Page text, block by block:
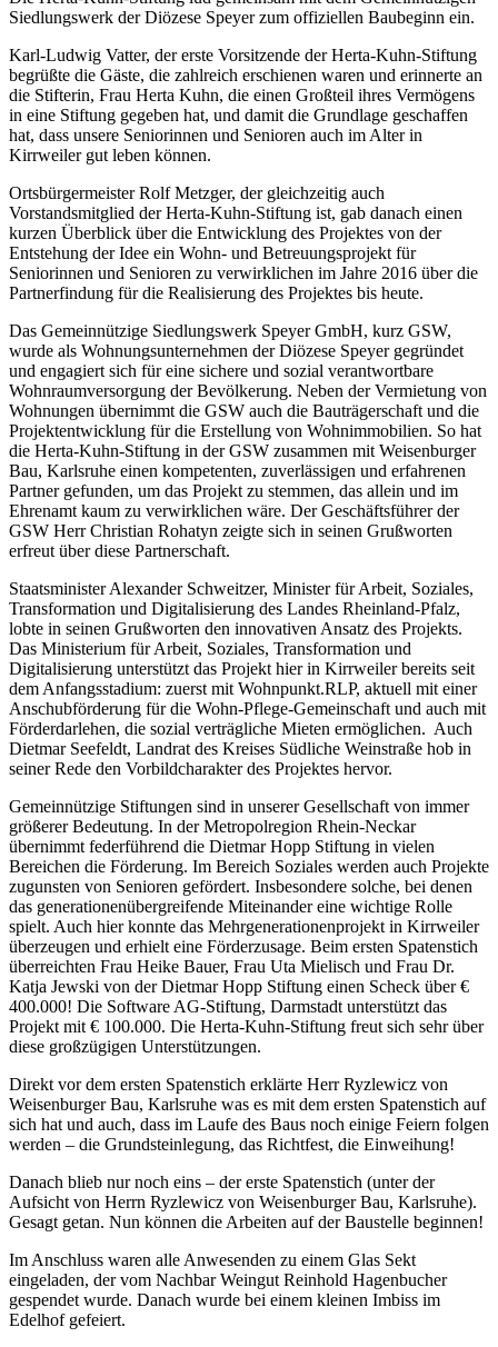
Siedlungswerk der Diözese Speyer zum offiziellen Baubeginn ein.
Karl-Ludwig Vatter, der erste Vorsitzende der Herta-Kuhn-Stiftung
begrüßte die Gäste, die zahlreich erschienen waren und erinnerte an
die Stifterin, Frau Herta Kuhn, die einen Großteil ihres Vermögens
in eine Stiftung gegeben hat, und damit die Grundlage geschaffen
hat, dass unsere Seniorinnen und Senioren auch im Alter in
Kirrweiler gut leben können.
Ortsbürgermeister Rolf Metzger, der gleichzeitig auch
Vorstandsmitglied der Herta-Kuhn-Stiftung ist, gab danach einen
kurzen Überblick über die Entwicklung des Projektes von der
Entstehung der Idee ein Wohn- und Betreuungsprojekt für
Seniorinnen und Senioren zu verwirklichen im Jahre 2016 über die
Partnerfindung für die Realisierung des Projektes bis heute.
Das Gemeinnützige Siedlungswerk Speyer GmbH, kurz GSW,
wurde als Wohnungsunternehmen der Diözese Speyer gegründet
und engagiert sich für eine sichere und sozial verantwortbare
Wohnraumversorgung der Bevölkerung. Neben der Vermietung von
Wohnungen übernimmt die GSW auch die Bauträgerschaft und die
Projektentwicklung für die Erstellung von Wohnimmobilien. So hat
die Herta-Kuhn-Stiftung in der GSW zusammen mit Weisenburger
Bau, Karlsruhe einen kompetenten, zuverlässigen und erfahrenen
Partner gefunden, um das Projekt zu stemmen, das allein und im
Ehrenamt kaum zu verwirklichen wäre. Der Geschäftsführer der
GSW Herr Christian Rohatyn zeigte sich in seinen Grußworten
erfreut über diese Partnerschaft.
Staatsminister Alexander Schweitzer, Minister für Arbeit, Soziales,
Transformation und Digitalisierung des Landes Rheinland-Pfalz,
lobte in seinen Grußworten den innovativen Ansatz des Projekts.
Das Ministerium für Arbeit, Soziales, Transformation und
Digitalisierung unterstützt das Projekt hier in Kirrweiler bereits seit
dem Anfangsstadium: zuerst mit Wohnpunkt.RLP, aktuell mit einer
Anschubförderung für die Wohn-Pflege-Gemeinschaft und auch mit
Förderdarlehen, die sozial verträgliche Mieten ermöglichen. Auch
Dietmar Seefeldt, Landrat des Kreises Südliche Weinstraße hob in
seiner Rede den Vorbildcharakter des Projektes hervor.
Gemeinnützige Stiftungen sind in unserer Gesellschaft von immer
größerer Bedeutung. In der Metropolregion Rhein-Neckar
übernimmt federführend die Dietmar Hopp Stiftung in vielen
Bereichen die Förderung. Im Bereich Soziales werden auch Projekte
zugunsten von Senioren gefördert. Insbesondere solche, bei denen
das generationenübergreifende Miteinander eine wichtige Rolle
spielt. Auch hier konnte das Mehrgenerationenprojekt in Kirrweiler
überzeugen und erhielt eine Förderzusage. Beim ersten Spatenstich
überreichten Frau Heike Bauer, Frau Uta Mielisch und Frau Dr.
Katja Jewski von der Dietmar Hopp Stiftung einen Scheck über €
400.000! Die Software AG-Stiftung, Darmstadt unterstützt das
Projekt mit € 100.000. Die Herta-Kuhn-Stiftung freut sich sehr über
diese großzügigen Unterstützungen.
Direkt vor dem ersten Spatenstich erklärte Herr Ryzlewicz von
Weisenburger Bau, Karlsruhe was es mit dem ersten Spatenstich auf
sich hat und auch, dass im Laufe des Baus noch einige Feiern folgen
werden – die Grundsteinlegung, das Richtfest, die Einweihung!
Danach blieb nur noch eins – der erste Spatenstich (unter der
Aufsicht von Herrn Ryzlewicz von Weisenburger Bau, Karlsruhe).
Gesagt getan. Nun können die Arbeiten auf der Baustelle beginnen!
Im Anschluss waren alle Anwesenden zu einem Glas Sekt
eingeladen, der vom Nachbar Weingut Reinhold Hagenbucher
gespendet wurde. Danach wurde bei einem kleinen Imbiss im
Edelhof gefeiert.